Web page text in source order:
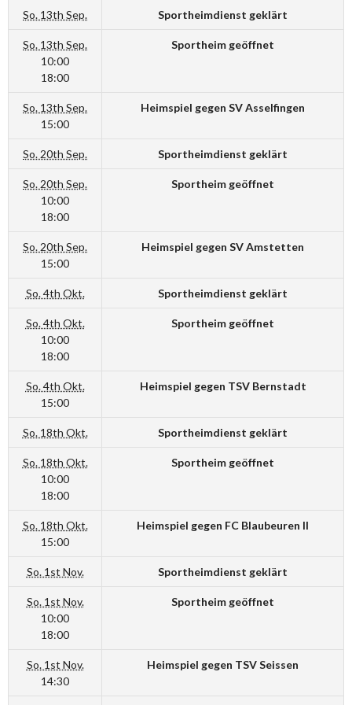
So. 13th Sep. Sportheimdienst geklärt
So. 13th Sep.
10:00
18:00
Sportheim geöffnet
So. 13th Sep.
15:00
Heimspiel gegen SV Asselfingen
So. 20th Sep. Sportheimdienst geklärt
So. 20th Sep.
10:00
18:00
Sportheim geöffnet
So. 20th Sep.
15:00
Heimspiel gegen SV Amstetten
So. 4th Okt. Sportheimdienst geklärt
So. 4th Okt.
10:00
18:00
Sportheim geöffnet
So. 4th Okt.
15:00
Heimspiel gegen TSV Bernstadt
So. 18th Okt. Sportheimdienst geklärt
So. 18th Okt.
10:00
18:00
Sportheim geöffnet
So. 18th Okt.
15:00
Heimspiel gegen FC Blaubeuren II
So. 1st Nov. Sportheimdienst geklärt
So. 1st Nov.
10:00
18:00
Sportheim geöffnet
So. 1st Nov.
14:30
Heimspiel gegen TSV Seissen